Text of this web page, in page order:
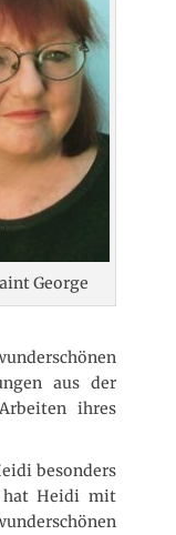
George
aus der
ihres
besonders
hat Heidi mit